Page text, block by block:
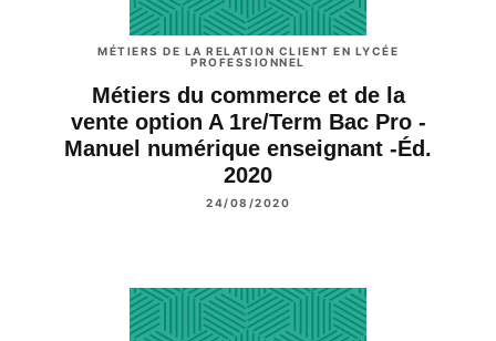
MÉTIERS DE LA RELATION CLIENT EN LYCÉE
PROFESSIONNEL
Métiers du commerce et de la
vente option A 1re/Term Bac Pro -
Manuel numérique enseignant -Éd.
2020
24/08/2020